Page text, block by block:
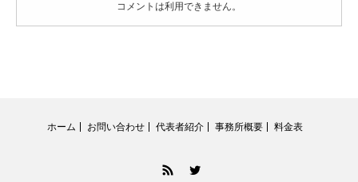
コメントは利用できません。
ホーム お問い合わせ 代表者紹介 事務所概要 料金表